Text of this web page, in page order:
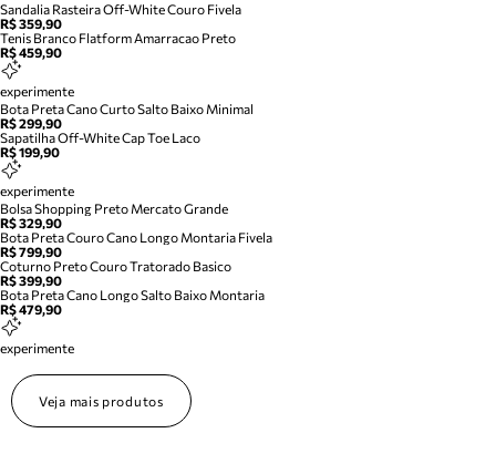
Sandalia Rasteira Off-White Couro Fivela
R$ 359,90
Tenis Branco Flatform Amarracao Preto
R$ 459,90
experimente
Bota Preta Cano Curto Salto Baixo Minimal
R$ 299,90
Sapatilha Off-White Cap Toe Laco
R$ 199,90
experimente
Bolsa Shopping Preto Mercato Grande
R$ 329,90
Bota Preta Couro Cano Longo Montaria Fivela
R$ 799,90
Coturno Preto Couro Tratorado Basico
R$ 399,90
Bota Preta Cano Longo Salto Baixo Montaria
R$ 479,90
experimente
Veja mais produtos